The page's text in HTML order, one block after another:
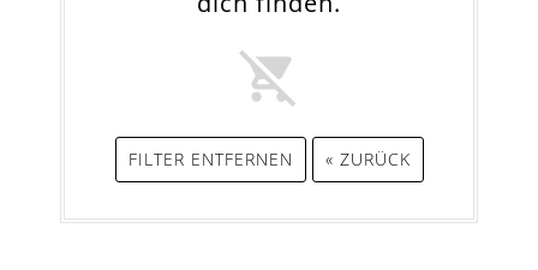
FILTER ENTFERNEN « ZURÜCK